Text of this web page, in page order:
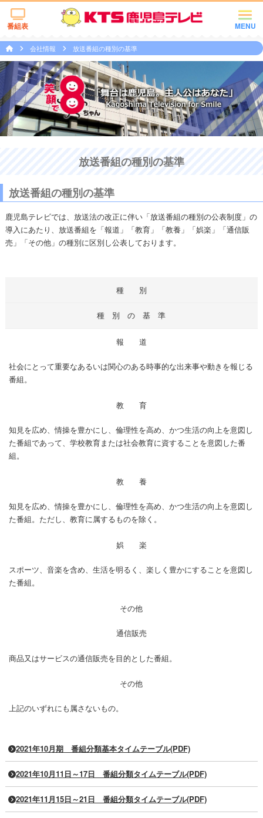
MENU
番組表
会社情報 放送番組の種別の基準
放送番組の種別の基準
放送番組の種別の基準
鹿児島テレビでは、放送法の改正に伴い「放送番組の種別の公表制度」の
導入にあたり、放送番組を「報道」「教育」「教養」「娯楽」「通信販
売」「その他」の種別に区別し公表しております。
種 別
種 別 の 基 準
報 道
社会にとって重要なあるいは関心のある時事的な出来事や動きを報じる
番組。
教 育
知見を広め、情操を豊かにし、倫理性を高め、かつ生活の向上を意図し
た番組であって、学校教育または社会教育に資することを意図した番
組。
教 養
知見を広め、情操を豊かにし、倫理性を高め、かつ生活の向上を意図し
た番組。ただし、教育に属するものを除く。
娯 楽
スポーツ、音楽を含め、生活を明るく、楽しく豊かにすることを意図し
た番組。
その他
通信販売
商品又はサービスの通信販売を目的とした番組。
その他
上記のいずれにも属さないもの。
2021年10月期 番組分類基本タイムテーブル(PDF)
2021年10月11日～17日 番組分類タイムテーブル(PDF)
2021年11月15日～21日 番組分類タイムテーブル(PDF)